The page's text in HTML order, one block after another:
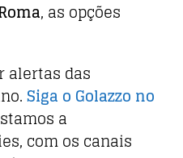
, as opções
alertas das
Siga o Golazzo no
a
com os canais